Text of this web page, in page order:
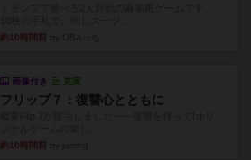
約10時間前
画像付き 充実
フリップ７：復讐心とともに
約10時間前